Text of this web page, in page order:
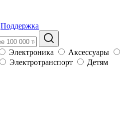
Поддержка
Электроника
Аксессуары
Электротранспорт Детям